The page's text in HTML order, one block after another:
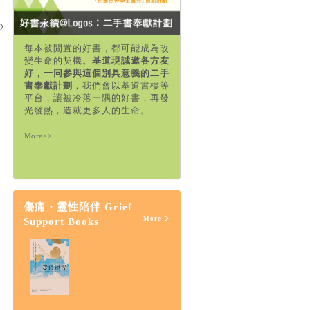
每本被閒置的好書，都可能成為改
變生命的契機。 基道現誠邀各方友
好，一同參與這個別具意義的二手
書奉獻計劃 ，我們會以基道書樓等
平台，讓被冷落一隅的好書，再發
光發熱，造就更多人的生命。
More>>
傷痛・靈性陪伴 Grief
Support Books
More